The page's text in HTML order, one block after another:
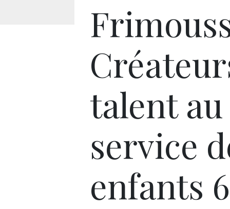
talent au
service
enfants